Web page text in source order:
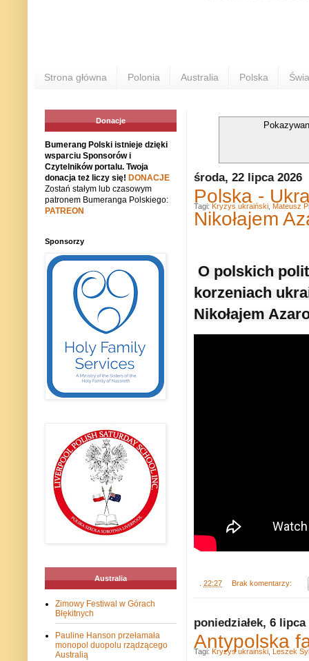
Strona główna Polonia Australia Polska
środa, 22 lipca 2026
Polska -
Nikołajem
O polskich
korzeniach
Nikołajem
22:27 Brak komentarzy:
Tagi: Kryzys ukraiński Mateusz
poniedziałek, 6 lipca
Antypolska
Tagi: Kryzys ukraiński Leszek
Donacje
Bumerang Polski istnieje dzięki
wsparciu Sponsorów i
Czytelników portalu. Twoja
donacja też liczy się! DONACJE
Zostań stałym lub czasowym
patronem Bumeranga Polskiego:
PATREON
Sponsorzy
Australia
Zimowy Festiwal w Górach
Błękitnych
Pauline Hanson przełamała
monopol duopolu rządzącego
Australią